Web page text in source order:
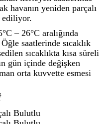
havanın yeniden parçalı
ediliyor.
– 26°C aralığında
saatlerinde sıcaklık
sıcaklıkta kısa süreli
gün içinde değişken
orta kuvvette esmesi
Bulutlu